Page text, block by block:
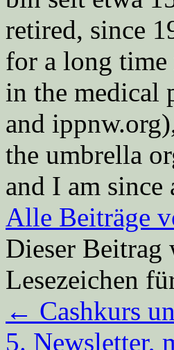
retired, since
for a long
in the medical
and
the umbrella
and I am
Alle Beiträge
Dieser Beitrag
Lesezeichen
← Cashkurs
5. Newsletter,